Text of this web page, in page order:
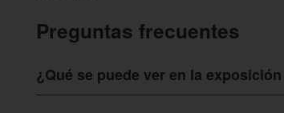
Preguntas frecuentes
¿Qué se puede ver en la